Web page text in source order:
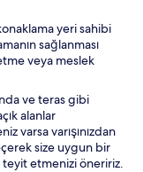
yeri sahibi
sağlanması
veya meslek
ve teras gibi
alanlar
varsa varışınızdan
size uygun bir
teyit etmenizi öneririz.